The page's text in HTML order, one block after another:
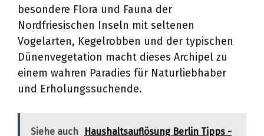
besondere Flora und Fauna der
Nordfriesischen Inseln mit seltenen
Vogelarten, Kegelrobben und der typischen
Dünenvegetation macht dieses Archipel zu
einem wahren Paradies für Naturliebhaber
und Erholungssuchende.
Siehe auch Haushaltsauflösung Berlin Tipps -